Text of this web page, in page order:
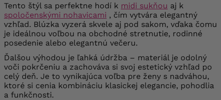
Tento štýl sa perfektne hodí k midi sukňou aj k
spoločenskými nohavicami , čím vytvára elegantný
vzhľad. Blúzka vyzerá skvele aj pod sakom, vďaka čomu
je ideálnou voľbou na obchodné stretnutie, rodinné
posedenie alebo elegantnú večeru.
Ďalšou výhodou je ľahká údržba – materiál je odolný
voči pokrčeniu a zachováva si svoj estetický vzhľad po
celý deň. Je to vynikajúca voľba pre ženy s nadváhou,
ktoré si cenia kombináciu klasickej elegancie, pohodlia
a funkčnosti.